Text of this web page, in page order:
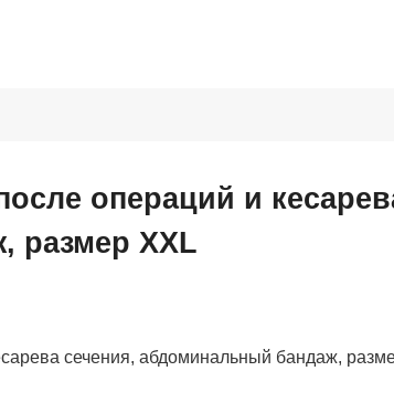
операций и
размер XXL
сечения, абдоминальный бандаж,